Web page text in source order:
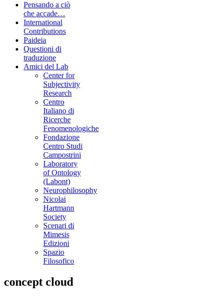
Pensando a ciò
che accade…
International
Contributions
Paideia
Questioni di
traduzione
Amici del Lab
Center for
Subjectivity
Research
Centro
Italiano di
Ricerche
Fenomenologiche
Fondazione
Centro Studi
Campostrini
Laboratory
of Ontology
(Labont)
Neurophilosophy
Nicolai
Hartmann
Society
Scenari di
Mimesis
Edizioni
Spazio
Filosofico
concept cloud